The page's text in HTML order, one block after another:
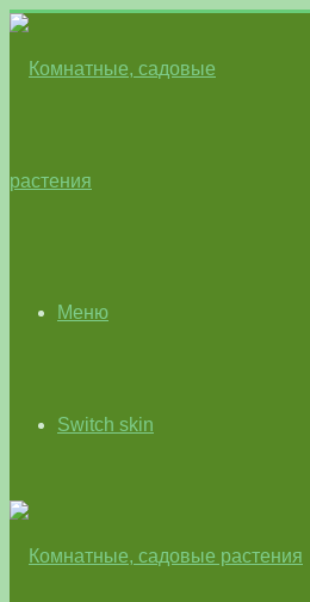
Меню
Switch skin